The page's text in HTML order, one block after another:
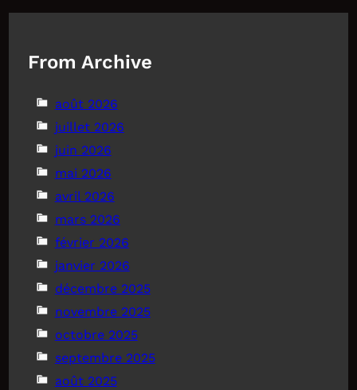
From Archive
août 2026
juillet 2026
juin 2026
mai 2026
avril 2026
mars 2026
février 2026
janvier 2026
décembre 2025
novembre 2025
octobre 2025
septembre 2025
août 2025